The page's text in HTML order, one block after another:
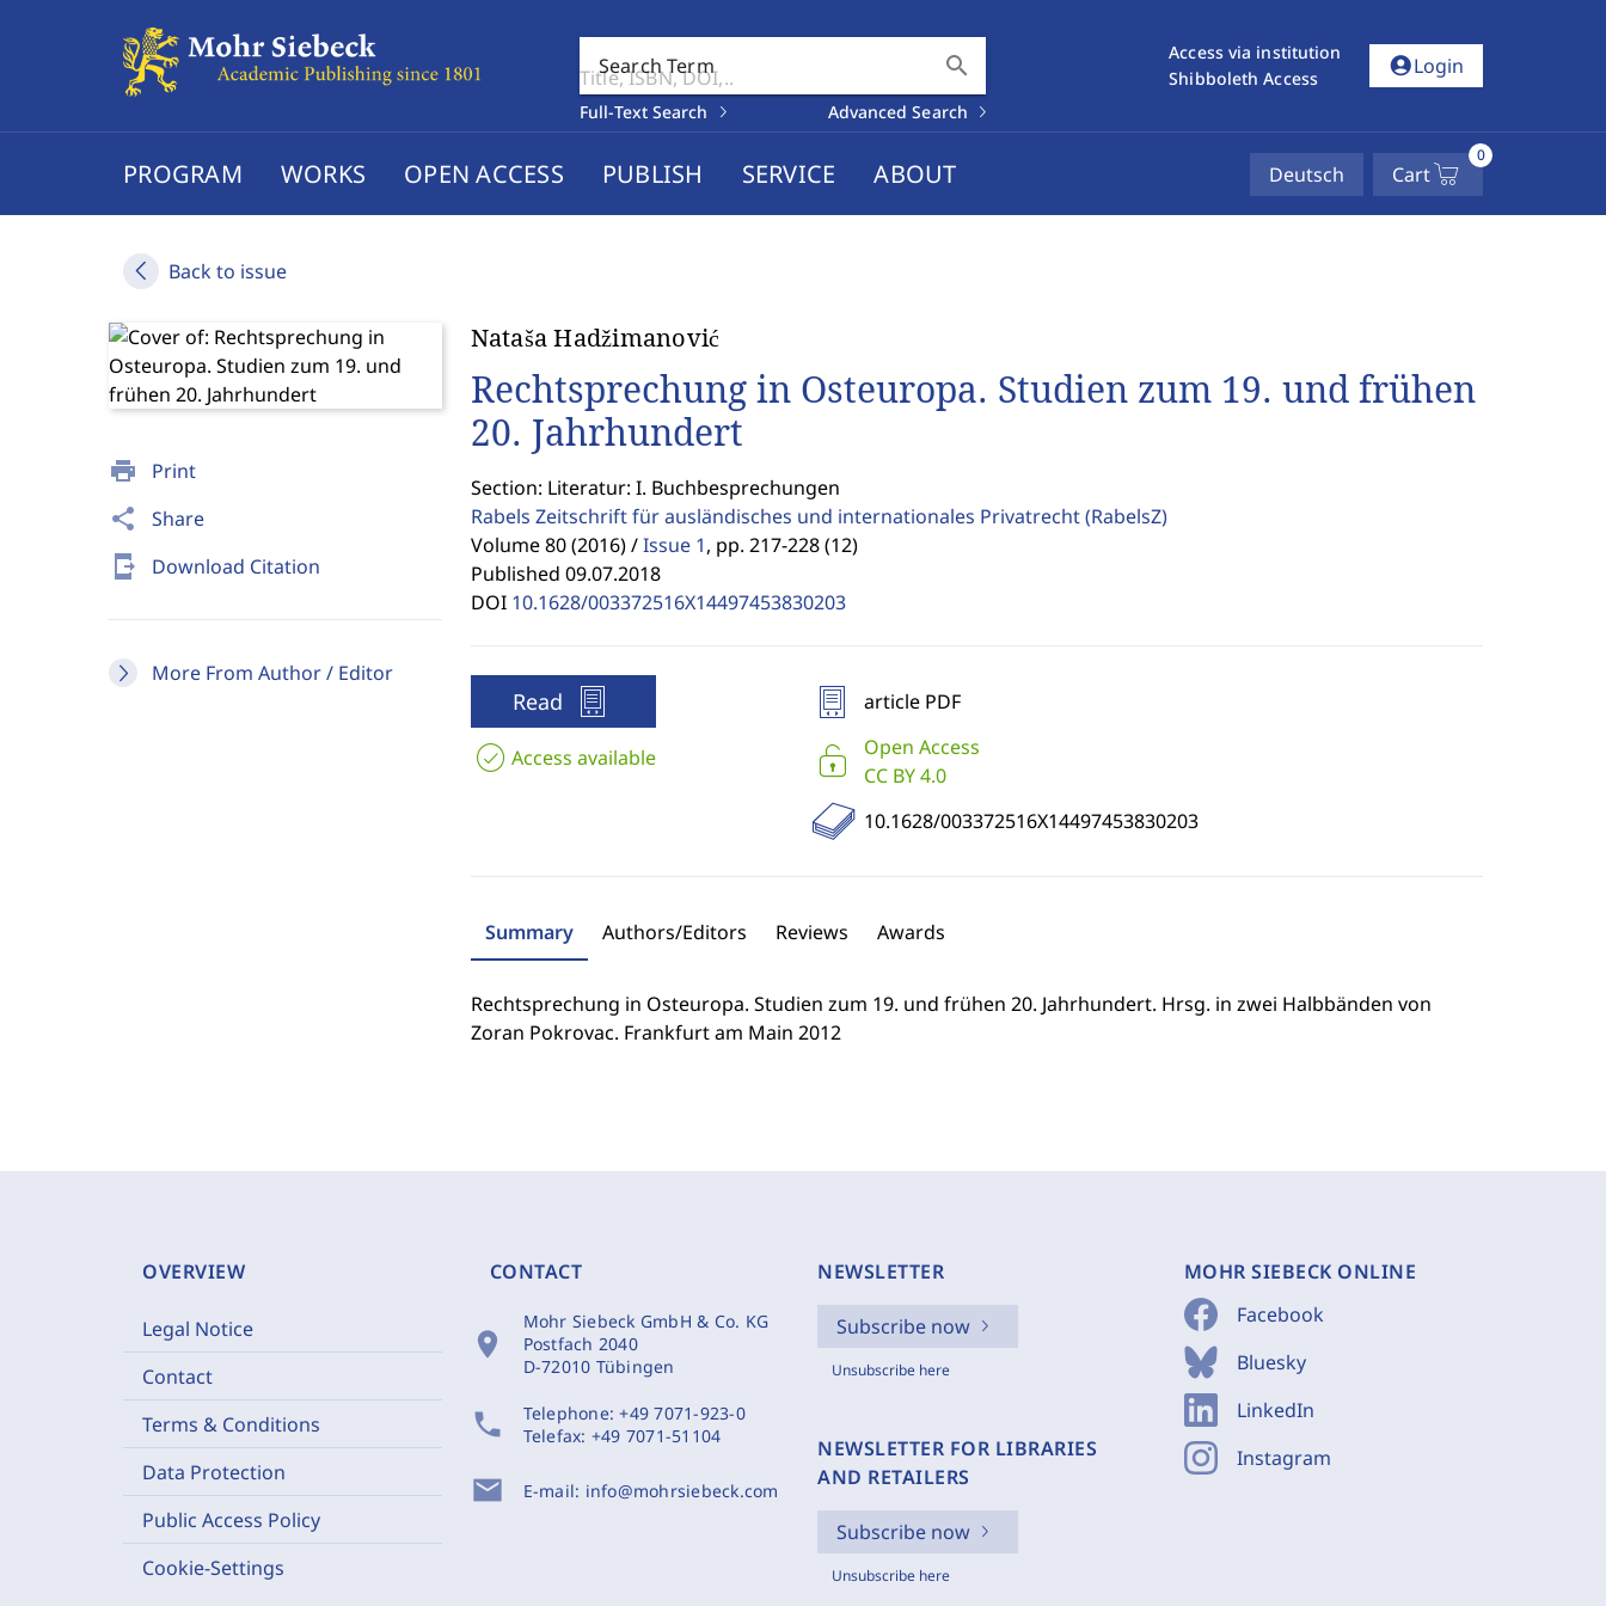
Search Term search
Full-Text Search Advanced Search
Access via institution
Shibboleth Access
account_circleLogin
PROGRAM WORKS OPEN ACCESS PUBLISH SERVICE ABOUT Deutsch Cart
0
Back to issue
print Print
share Share
send_to_mobile Download Citation
More From Author / Editor
Nataša Hadžimanović
Rechtsprechung in Osteuropa. Studien zum 19. und frühen
20. Jahrhundert
Section: Literatur: I. Buchbesprechungen
Rabels Zeitschrift für ausländisches und internationales Privatrecht(RabelsZ)
Volume 80 (2016) / Issue 1, pp. 217-228 (12)
Published 09.07.2018
DOI 10.1628/003372516X14497453830203
Read
Access available
article PDF
Open Access
CC BY 4.0
10.1628/003372516X14497453830203
Summary Authors/Editors Reviews Awards
Rechtsprechung in Osteuropa. Studien zum 19. und frühen 20. Jahrhundert. Hrsg. in zwei Halbbänden von
Zoran Pokrovac. Frankfurt am Main 2012
OVERVIEW
Legal Notice
Contact
Terms & Conditions
Data Protection
Public Access Policy
Cookie-Settings
CONTACT
location_on
Mohr Siebeck GmbH & Co. KG
Postfach 2040
D-72010 Tübingen
phone Telephone:+49 7071-923-0
Telefax: +49 7071-51104
mail E-mail: info@mohrsiebeck.com
NEWSLETTER
Subscribe now
Unsubscribe here
NEWSLETTER FOR LIBRARIES
AND RETAILERS
Subscribe now
Unsubscribe here
MOHR SIEBECK ONLINE
Facebook
Bluesky
LinkedIn
Instagram